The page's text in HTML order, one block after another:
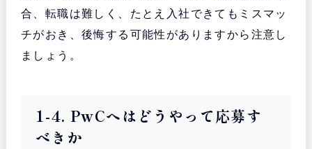
合、転職は難しく、たとえ入社できてもミスマッ
チがおき、後悔する可能性がありますから注意し
ましょう。
1-4. PwCへはどうやって応募す
べきか